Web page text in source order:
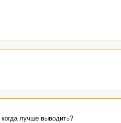
лучше выводить?